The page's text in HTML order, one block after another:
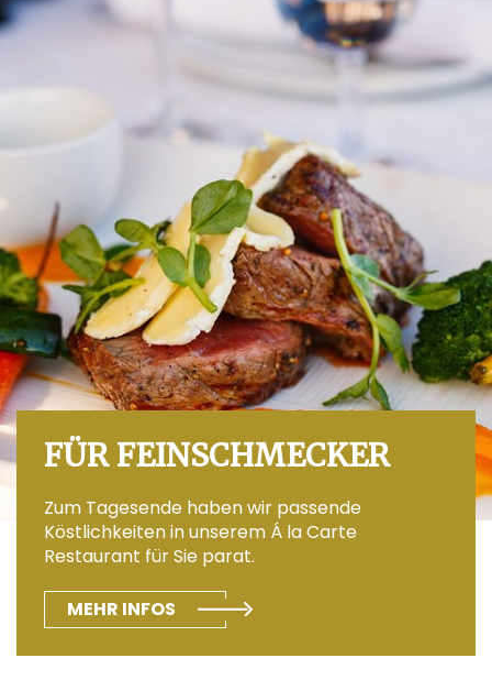
FÜR FEINSCHMECKER
Zum Tagesende haben wir passende
Köstlichkeiten in unserem Á la Carte
Restaurant für Sie parat.
MEHR INFOS